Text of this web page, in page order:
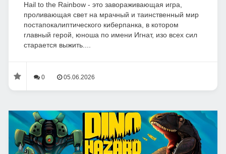
Hail to the Rainbow - это завораживающая игра,
проливающая свет на мрачный и таинственный мир
постапокалиптического киберпанка, в котором
главный герой, юноша по имени Игнат, изо всех сил
старается выжить....
0 05.06.2026